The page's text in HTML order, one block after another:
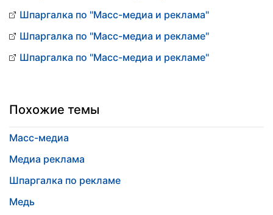
Шпаргалка по "Масс-медиа и реклама"
Шпаргалка по "Масс-медиа и рекламе"
Шпаргалка по "Масс-медиа и рекламе"
Похожие темы
Масс-медиа
Медиа реклама
Шпаргалка по рекламе
Медь